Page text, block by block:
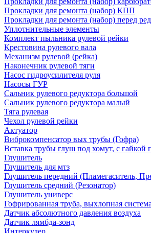
Прокладки для ремонта (набор) КПП
Прокладки для ремонта (набор) перед
Уплотнительные элементы
Комплект пыльника рулевой рейки
Крестовина рулевого вала
Механизм рулевой (рейка)
Наконечник рулевой тяги
Насос гидроусилителя руля
Насосы ГУР
Сальник рулевого редуктора большой
Сальник рулевого редуктора малый
Тяга рулевая
Чехол рулевой рейки
Актуатор
Виброкомпенсатор вых трубы (Гофра)
Вставка трубы глуш под хомут, с гайкой
Глушитель
Глушитель для мтз
Глушитель передний (Пламегаситель,
Глушитель средний (Резонатор)
Глушитель универс
Гофрированная труба, выхлопная система
Датчик абсолютного давления воздуха
Датчик лямбда-зонд
Интеркулер